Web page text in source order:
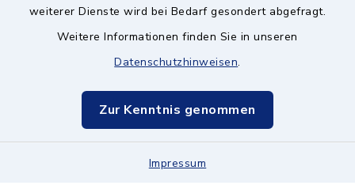
weiterer Dienste wird bei Bedarf gesondert abgefragt.
Weitere Informationen finden Sie in unseren
Datenschutzhinweisen.
Zur Kenntnis genommen
Impressum
Datenschutz
Hinweisgeberschutz
Sitemap